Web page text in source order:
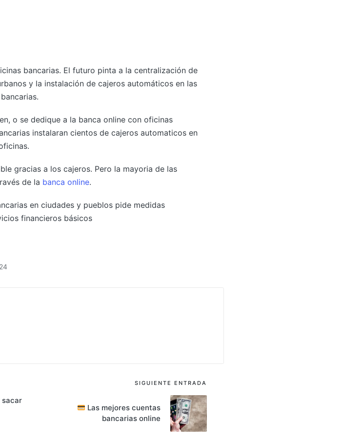
bancarias. El futuro pinta a la centralización de
y la instalación de cajeros automáticos en las
o se dedique a la banca online con oficinas
instalaran cientos de cajeros automaticos en
gracias a los cajeros. Pero la mayoria de las
de la banca online.
en ciudades y pueblos pide medidas
financieros básicos
sacar
SIGUIENTE ENTRADA
Las mejores cuentas
bancarias online